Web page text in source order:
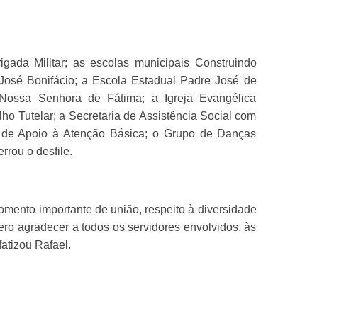
Militar; as escolas municipais Construindo
Bonifácio; a Escola Estadual Padre José de
Senhora de Fátima; a Igreja Evangélica
Tutelar; a Secretaria de Assistência Social com
Apoio à Atenção Básica; o Grupo de Danças
o desfile.
importante de união, respeito à diversidade
agradecer a todos os servidores envolvidos, às
Rafael.